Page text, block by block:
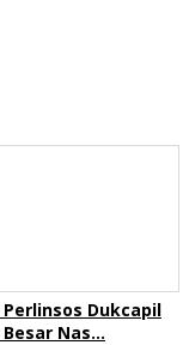
Dukcapil
Nas…